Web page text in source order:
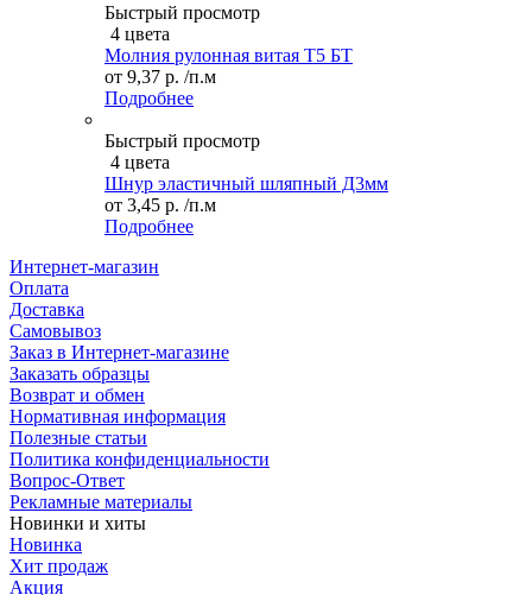
Быстрый просмотр
4 цвета
Молния рулонная витая Т5 БТ
от 9,37 р. /п.м
Подробнее
Быстрый просмотр
4 цвета
Шнур эластичный шляпный Д3мм
от 3,45 р. /п.м
Подробнее
Интернет-магазин
Оплата
Доставка
Самовывоз
Заказ в Интернет-магазине
Заказать образцы
Возврат и обмен
Нормативная информация
Полезные статьи
Политика конфиденциальности
Вопрос-Ответ
Рекламные материалы
Новинки и хиты
Новинка
Хит продаж
Акция